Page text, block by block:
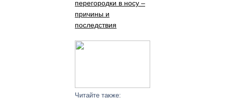
перегородки в носу –
причины и
последствия
Читайте также: